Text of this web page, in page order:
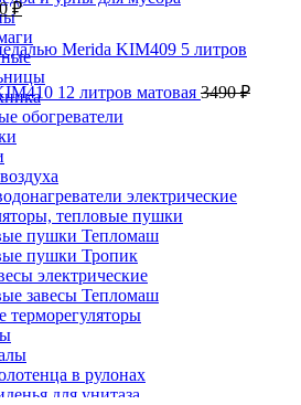
обогреватели
электрические
тепловые пушки
пушки Тепломаш
пушки Тропик
электрические
завесы Тепломаш
терморегуляторы
в рулонах
для унитаза
₽
12 литров матовая 3490₽